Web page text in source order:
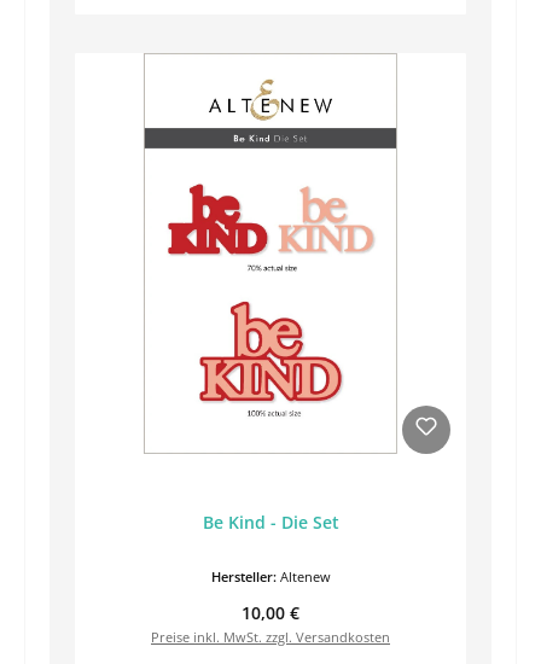
Be Kind - Die Set
Hersteller: Altenew
Regulärer Preis:
10,00 €
Preise inkl. MwSt. zzgl. Versandkosten